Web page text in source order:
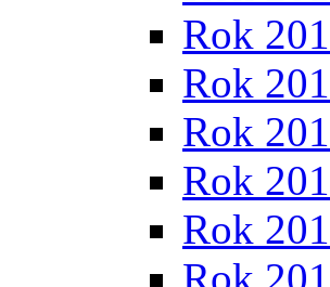
Rok
Rok
Rok
Rok
Rok